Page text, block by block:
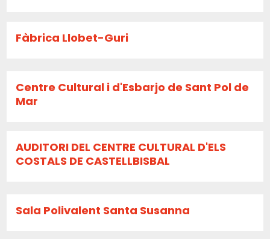
Fàbrica Llobet-Guri
Centre Cultural i d'Esbarjo de Sant Pol de
Mar
AUDITORI DEL CENTRE CULTURAL D'ELS
COSTALS DE CASTELLBISBAL
Sala Polivalent Santa Susanna